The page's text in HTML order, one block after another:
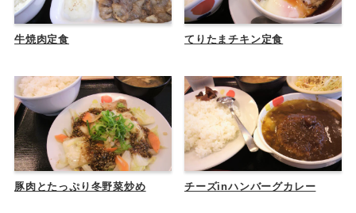
牛焼肉定食 てりたまチキン定食
豚肉とたっぷり冬野菜炒め チーズinハンバーグカレー